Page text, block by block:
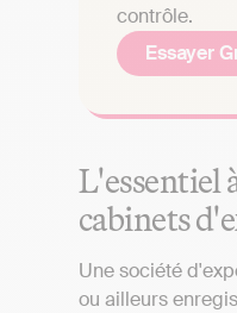
contrôle.
Essayer
L'essentiel
cabinets
Une société
ou ailleurs